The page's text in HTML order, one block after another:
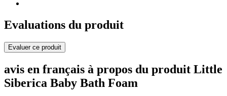
Evaluations du produit
Evaluer ce produit
avis en français à propos du produit Little
Siberica Baby Bath Foam